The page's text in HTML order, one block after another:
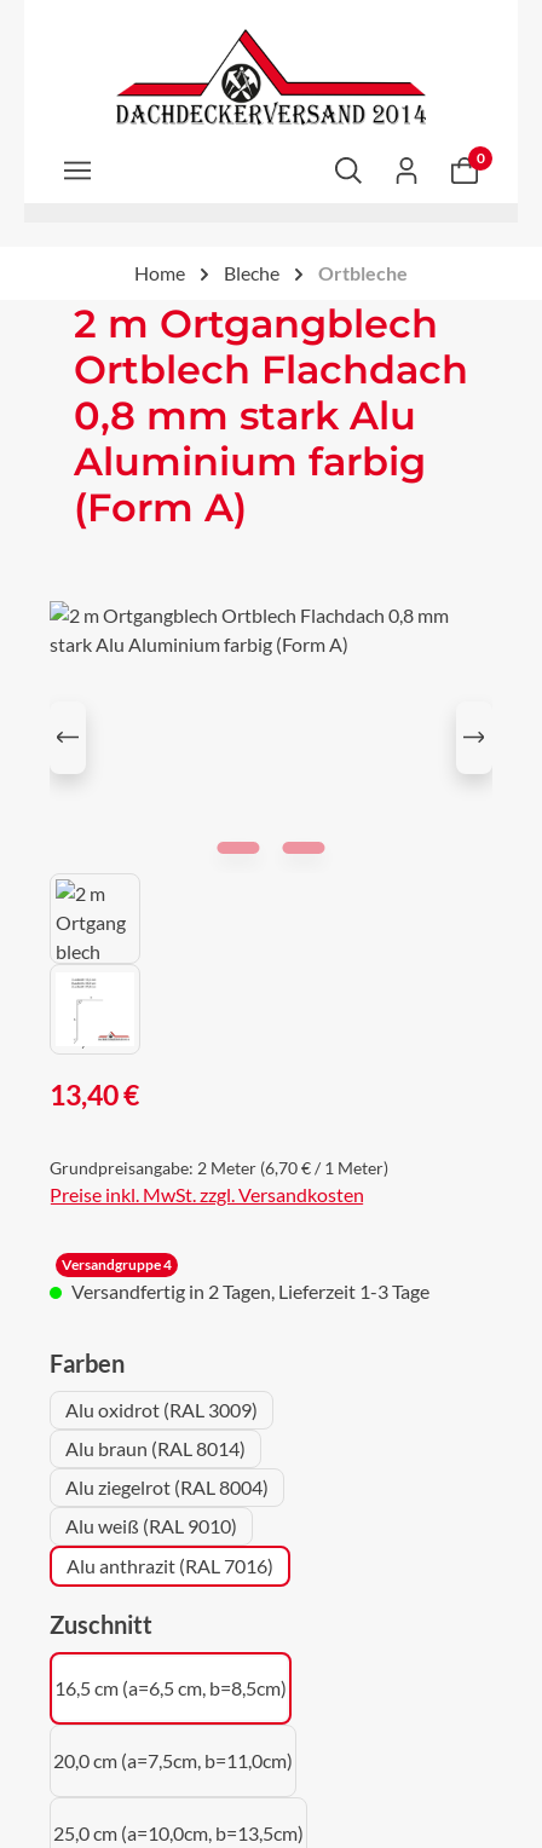
Zum Hauptinhalt springen
0
Home Bleche Ortbleche
2 m Ortgangblech
Ortblech Flachdach
0,8 mm stark Alu
Aluminium farbig
(Form A)
Bildergalerie überspringen
Regulärer Preis:
13,40 €
Grundpreisangabe: 2 Meter (6,70 € / 1 Meter)
Preise inkl. MwSt. zzgl. Versandkosten
Versandgruppe 4
Versandfertig in 2 Tagen, Lieferzeit 1-3 Tage
Farbenauswählen
Alu oxidrot (RAL 3009)
Alu braun (RAL 8014)
Alu ziegelrot (RAL 8004)
Alu weiß (RAL 9010)
Alu anthrazit (RAL 7016)
Zuschnitt
16,5 cm (a=6,5 cm, b=8,5cm)
20,0 cm (a=7,5cm, b=11,0cm)
25,0 cm (a=10,0cm, b=13,5cm)